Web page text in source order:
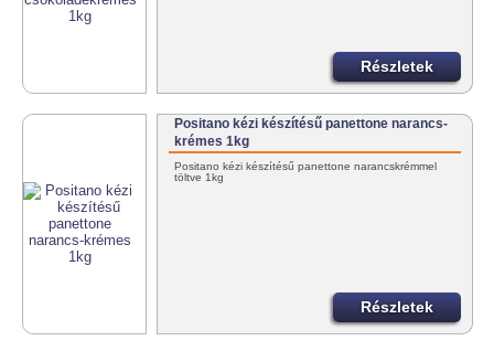
Részletek
Positano kézi készítésű panettone narancs-
krémes 1kg
Positano kézi készítésű panettone narancskrémmel
töltve 1kg
Részletek